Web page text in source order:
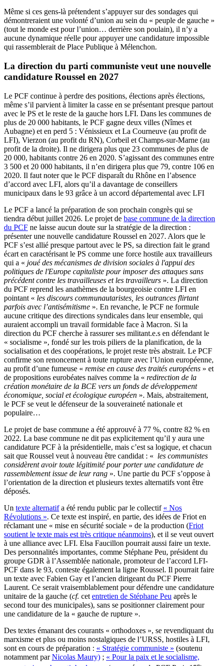
Même si ces gens-là prétendent s’appuyer sur des sondages qui
démontreraient une volonté d’union au sein du « peuple de gauche »
(tout le monde est pour l’union… derrière son poulain), il n’y a
aucune dynamique réelle pour appuyer une candidature impossible
qui rassemblerait de Place Publique à Mélenchon.
La direction du parti communiste veut une nouvelle
candidature Roussel en 2027
Le PCF continue à perdre des positions, élections après élections,
même s’il parvient à limiter la casse en se présentant presque partout
avec le PS et le reste de la gauche hors LFI. Dans les communes de
plus de 20 000 habitants, le PCF gagne deux villes (Nîmes et
Aubagne) et en perd 5 : Vénissieux et La Courneuve (au profit de
LFI), Vierzon (au profit du RN), Corbeil et Champs-sur-Marne (au
profit de la droite). Il ne dirigera plus que 23 communes de plus de
20 000, habitants contre 26 en 2020. S’agissant des communes entre
3 500 et 20 000 habitants, il n’en dirigera plus que 79, contre 106 en
2020. Il faut noter que le PCF disparaît du Rhône en l’absence
d’accord avec LFI, alors qu’il a davantage de conseillers
municipaux dans le 93 grâce à un accord départemental avec LFI
Le PCF a lancé la préparation de son prochain congrès qui se
tiendra début juillet 2026. Le projet de base commune de la direction
du PCF ne laisse aucun doute sur la stratégie de la direction :
présenter une nouvelle candidature Roussel en 2027. Alors que le
PCF s’est allié presque partout avec le PS, sa direction fait le grand
écart en caractérisant le PS comme une force hostile aux travailleurs
qui a « joué des mécanismes de division sociales à l'appui des
politiques de l'Europe capitaliste pour imposer des attaques sans
précédent contre les travailleuses et les travailleurs ». La direction
du PCF reprend les anathèmes de la bourgeoisie contre LFI en
pointant « les discours communautaristes, les outrances flirtant
parfois avec l’antisémitisme ». En revanche, le PCF ne formule
aucune critique des directions syndicales dans leur ensemble, qui
auraient accompli un travail formidable face à Macron. Si la
direction du PCF cherche à rassurer ses militant.e.s en défendant le
« socialisme », fondé sur les trois piliers de la planification, de la
socialisation et des coopérations, le projet reste très abstrait. Le PCF
confirme son renoncement à toute rupture avec l’Union européenne,
au profit d’une fumeuse « remise en cause des traités européens » et
de propositions eurobéates naïves comme la « redirection de la
création monétaire de la BCE vers un fonds de développement
économique, social et écologique européen ». Mais, abstraitement,
le PCF se veut le défenseur de la souveraineté nationale et
populaire…
Le projet de base commune a été approuvé à 77 %, contre 82 % en
2022. La base commune ne dit pas explicitement qu’il y aura une
candidature PCF à la présidentielle, mais c’est sa logique, et chacun
sait que Roussel veut à nouveau être candidat : « les communistes
considèrent avoir toute légitimité pour porter une candidature de
rassemblement issue de leur rang ». Une partie du PCF s’oppose à
l’orientation de la direction et plusieurs textes alternatifs vont être
déposés.
Un texte alternatifa été rendu public par le collectif « Nos
Révolutions ». Ce texte est inspiré, en partie, des idées de Friot en
réclamant une « mise en sécurité sociale » de la production (Friot
soutient le texte mais est très critique néanmoins), et il se veut ouvert
à une alliance avec LFI. Elsa Faucillon pourrait aussi faire un texte.
Des personnalités importantes, comme Stéphane Peu, président du
groupe GDR à l’Assemblée nationale, promoteur de l’accord LFI-
PCF dans le 93, conteste également la ligne Roussel. Il pourrait faire
un texte avec Fabien Gay et l’ancien dirigeant du PCF Pierre
Laurent. Ce serait vraisemblablement pour défendre une candidature
unitaire de la gauche (cf. cet entretien de Stéphane Peu après le
second tour des municipales), sans se positionner clairement pour
une candidature de la « gauche de rupture ».
Des textes émanant des courants « orthodoxes », se revendiquant du
marxisme et plus ou moins nostalgiques de l’URSS, hostiles à LFI,
sont en cours de préparation : « Stratégie communiste » (soutenu
notamment parNicolas Maury) ; « Pour la paix et le socialisme,